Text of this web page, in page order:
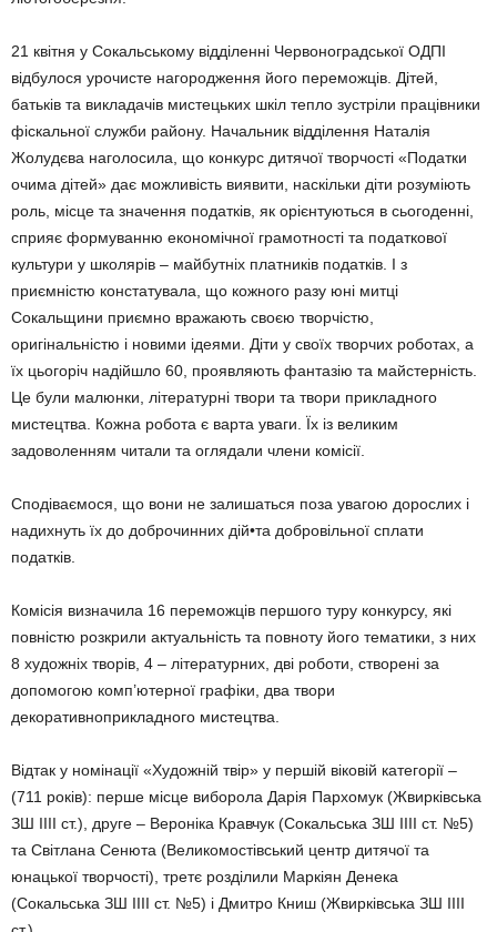
21 квітня у Сокальському відділенні Червоноградської ОДПІ
відбулося урочисте нагородження його переможців. Дітей,
батьків та викладачів мистецьких шкіл тепло зустріли працівники
фіскальної служби району. Начальник відділення Наталія
Жолудєва наголосила, що конкурс дитячої творчості «Податки
очима дітей» дає можливість виявити, наскільки діти розуміють
роль, місце та значення податків, як орієнтуються в сьогоденні,
сприяє формуванню економічної грамотності та податкової
культури у школярів – майбутніх платників податків. І з
приємністю констатувала, що кожного разу юні митці
Сокальщини приємно вражають своєю творчістю,
оригінальністю і новими ідеями. Діти у своїх творчих роботах, а
їх цьогоріч надійшло 60, проявляють фантазію та майстерність.
Це були малюнки, літературні твори та твори прикладного
мистецтва. Кожна робота є варта уваги. Їх із великим
задоволенням читали та оглядали члени комісії.
Сподіваємося, що вони не залишаться поза увагою дорослих і
надихнуть їх до доброчинних дій•та добровільної сплати
податків.
Комісія визначила 16 переможців першого туру конкурсу, які
повністю розкрили актуальність та повноту його тематики, з них
8 художніх творів, 4 – літературних, дві роботи, створені за
допомогою комп’ютерної графіки, два твори
декоративноприкладного мистецтва.
Відтак у номінації «Художній твір» у першій віковій категорії –
(711 років): перше місце виборола Дарія Пархомук (Жвирківська
ЗШ IIII ст.), друге – Вероніка Кравчук (Сокальська ЗШ IIII ст. №5)
та Світлана Сенюта (Великомостівський центр дитячої та
юнацької творчості), третє розділили Маркіян Денека
(Сокальська ЗШ IIII ст. №5) і Дмитро Книш (Жвирківська ЗШ IIII